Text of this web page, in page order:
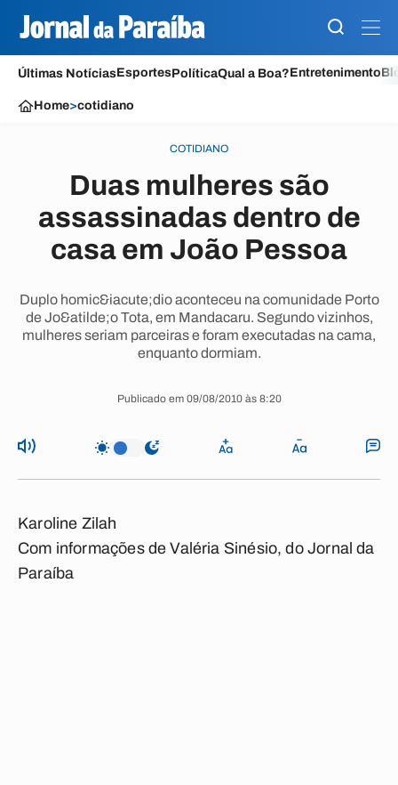
Últimas NotíciasEsportesPolíticaQual a Boa?Entretenimento
Home>cotidiano
COTIDIANO
Duas mulheres são
assassinadas dentro de
casa em João Pessoa
Duplo homic&iacute;dio aconteceu na comunidade Porto
de Jo&atilde;o Tota, em Mandacaru. Segundo vizinhos,
mulheres seriam parceiras e foram executadas na cama,
enquanto dormiam.
Publicado em 09/08/2010 às 8:20
Karoline Zilah
Com informações de Valéria Sinésio, do Jornal da
Paraíba